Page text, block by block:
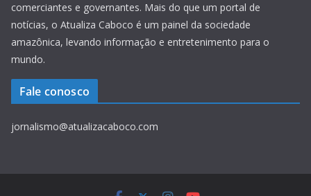
comerciantes e governantes. Mais do que um portal de
notícias, o Atualiza Caboco é um painel da sociedade
amazônica, levando informação e entretenimento para o
mundo.
Fale conosco
jornalismo@atualizacaboco.com